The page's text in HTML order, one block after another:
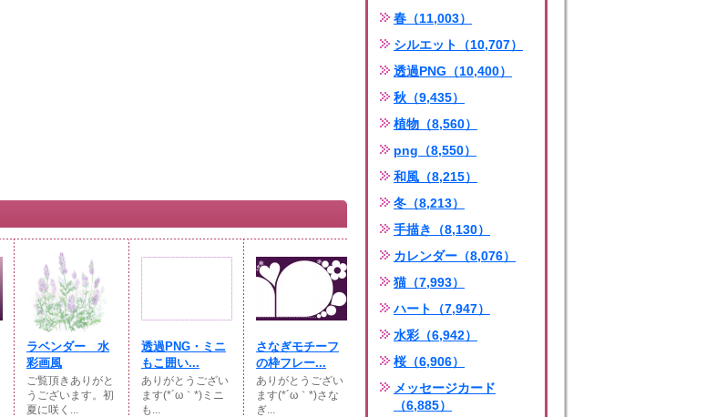
ラベンダー 水
彩画風
ご覧頂きありがと
うございます。初
夏に咲く...
透過PNG・ミニ
もこ囲い...
ありがとうござい
ます(*´ω｀*)ミニ
も...
さなぎモチーフ
の枠フレー...
ありがとうござい
ます(*´ω｀*)さな
ぎ...
春（11,003）
シルエット（10,707）
透過PNG（10,400）
秋（9,435）
植物（8,560）
png（8,550）
和風（8,215）
冬（8,213）
手描き（8,130）
カレンダー（8,076）
猫（7,993）
ハート（7,947）
水彩（6,942）
桜（6,906）
メッセージカード
（6,885）